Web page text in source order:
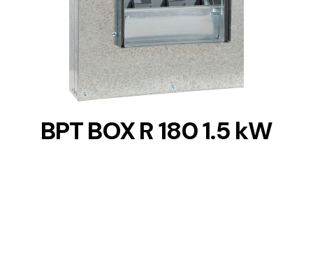
DETAILS
BPT BOX R 180 1.5 kW